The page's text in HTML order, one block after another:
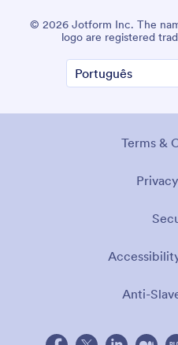
© 2026 Jotform Inc. The
logo are registered
Terms &
Anti-